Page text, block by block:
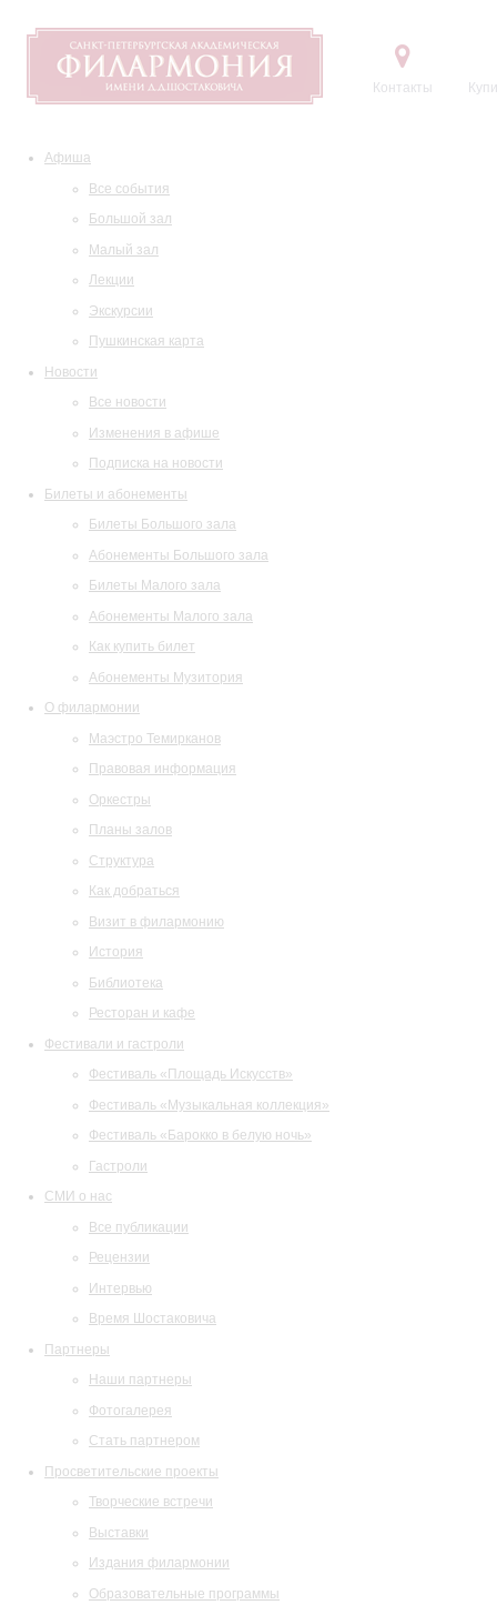
Контакты
Афиша
Все события
Большой зал
Малый зал
Лекции
Экскурсии
Пушкинская карта
Новости
Все новости
Изменения в афише
Подписка на новости
Билеты и абонементы
Билеты Большого зала
Абонементы Большого зала
Билеты Малого зала
Абонементы Малого зала
Как купить билет
Абонементы Музитория
О филармонии
Маэстро Темирканов
Правовая информация
Оркестры
Планы залов
Структура
Как добраться
Визит в филармонию
История
Библиотека
Ресторан и кафе
Фестивали и гастроли
Фестиваль «Площадь Искусств»
Фестиваль «Музыкальная коллекция»
Фестиваль «Барокко в белую ночь»
Гастроли
СМИ о нас
Все публикации
Рецензии
Интервью
Время Шостаковича
Партнеры
Наши партнеры
Фотогалерея
Стать партнером
Просветительские проекты
Творческие встречи
Выставки
Издания филармонии
Образовательные программы